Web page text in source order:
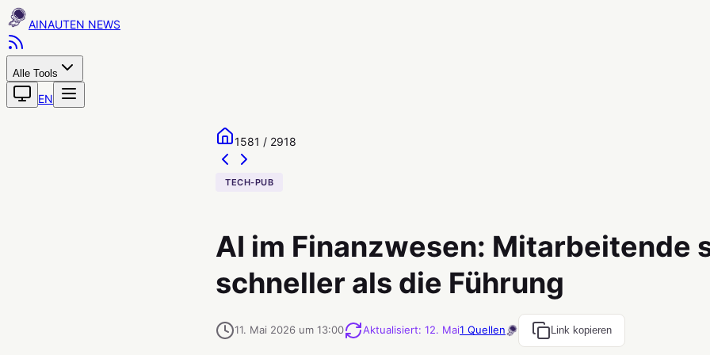
AINAUTEN
Alle Tools
EN
1581 / 2918
TECH-PUB
AI im Finanzwesen: Mitarbeitende
schneller als die Führung
11. Mai 2026 um 13:00 Aktualisiert: 12. Mai1 Quellen Link kopieren